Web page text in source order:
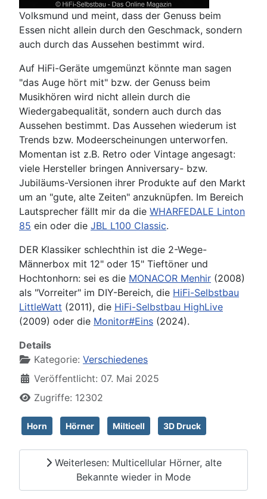
Volksmund und meint, dass der Genuss beim
Essen nicht allein durch den Geschmack, sondern
auch durch das Aussehen bestimmt wird.
Auf HiFi-Geräte umgemünzt könnte man sagen
"das Auge hört mit" bzw. der Genuss beim
Musikhören wird nicht allein durch die
Wiedergabequalität, sondern auch durch das
Aussehen bestimmt. Das Aussehen wiederum ist
Trends bzw. Modeerscheinungen unterworfen.
Momentan ist z.B. Retro oder Vintage angesagt:
viele Hersteller bringen Anniversary- bzw.
Jubiläums-Versionen ihrer Produkte auf den Markt
um an "gute, alte Zeiten" anzuknüpfen. Im Bereich
Lautsprecher fällt mir da die WHARFEDALE Linton
85 ein oder die JBL L100 Classic.
DER Klassiker schlechthin ist die 2-Wege-
Männerbox mit 12" oder 15" Tieftöner und
Hochtonhorn: sei es die MONACOR Menhir (2008)
als "Vorreiter" im DIY-Bereich, die HiFi-Selbstbau
LittleWatt (2011), die HiFi-Selbstbau HighLive
(2009) oder die Monitor#Eins (2024).
Details
Kategorie: Verschiedenes
Veröffentlicht: 07. Mai 2025
Zugriffe: 12302
Horn Hörner Milticell 3D Druck
Weiterlesen: Multicellular Hörner, alte
Bekannte wieder in Mode